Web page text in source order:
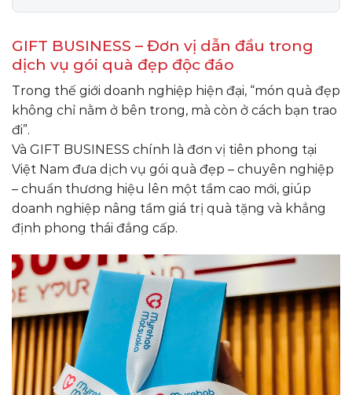
GIFT BUSINESS – Đơn vị dẫn đầu trong
dịch vụ gói quà đẹp độc đáo
Trong thế giới doanh nghiệp hiện đại, “món quà đẹp
không chỉ nằm ở bên trong, mà còn ở cách bạn trao
đi”.
Và GIFT BUSINESS chính là đơn vị tiên phong tại
Việt Nam đưa dịch vụ gói quà đẹp – chuyên nghiệp
– chuẩn thương hiệu lên một tầm cao mới, giúp
doanh nghiệp nâng tầm giá trị quà tặng và khẳng
định phong thái đẳng cấp.